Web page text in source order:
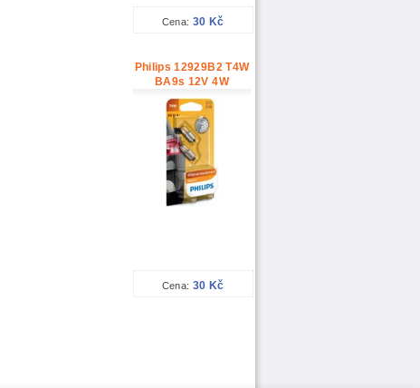
Cena: 30 Kč
Philips 12929B2 T4W
BA9s 12V 4W
Cena: 30 Kč